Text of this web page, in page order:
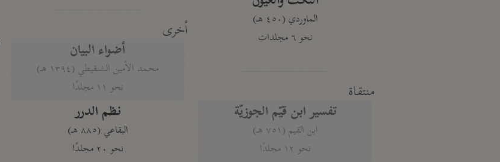
الماوردي (٤٥٠ هـ)
نحو ٦ مجلدات
منتقاة
تفسير ابن قيّم الجوزيّة
ابن القيم (٧٥١ هـ)
نحو ١٢ مجلدًا
أخرى
أضواء البيان
محمد الأمين الشنقيطي (١٣٩٤ هـ)
نحو ١١ مجلدًا
نظم الدرر
البقاعي (٨٨٥ هـ)
نحو ٢٠ مجلدًا